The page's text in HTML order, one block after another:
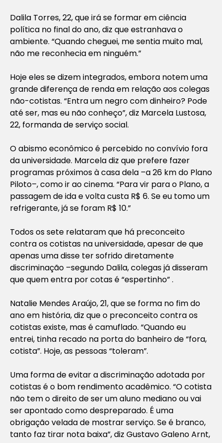
Dalila Torres, 22, que irá se formar em ciência
política no final do ano, diz que estranhava o
ambiente. “Quando cheguei, me sentia muito mal,
não me reconhecia em ninguém.”
Hoje eles se dizem integrados, embora notem uma
grande diferença de renda em relação aos colegas
não-cotistas. “Entra um negro com dinheiro? Pode
até ser, mas eu não conheço”, diz Marcela Lustosa,
22, formanda de serviço social.
O abismo econômico é percebido no convívio fora
da universidade. Marcela diz que prefere fazer
programas próximos à casa dela –a 26 km do Plano
Piloto–, como ir ao cinema. “Para vir para o Plano, a
passagem de ida e volta custa R$ 6. Se eu tomo um
refrigerante, já se foram R$ 10.”
Todos os sete relataram que há preconceito
contra os cotistas na universidade, apesar de que
apenas uma disse ter sofrido diretamente
discriminação –segundo Dalila, colegas já disseram
que quem entra por cotas é “espertinho” .
Natalie Mendes Araújo, 21, que se forma no fim do
ano em história, diz que o preconceito contra os
cotistas existe, mas é camuflado. “Quando eu
entrei, tinha recado na porta do banheiro de “fora,
cotista”. Hoje, as pessoas “toleram”.
Uma forma de evitar a discriminação adotada por
cotistas é o bom rendimento acadêmico. “O cotista
não tem o direito de ser um aluno mediano ou vai
ser apontado como despreparado. É uma
obrigação velada de mostrar serviço. Se é branco,
tanto faz tirar nota baixa”, diz Gustavo Galeno Arnt,